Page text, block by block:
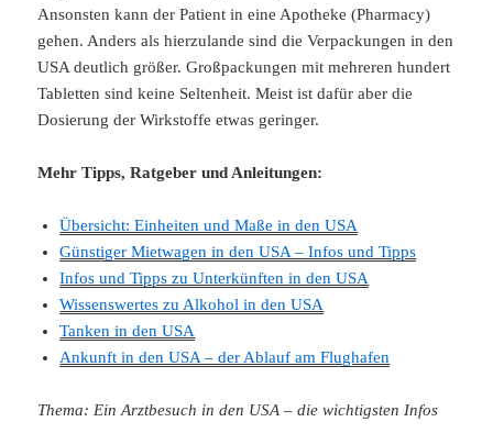
Ansonsten kann der Patient in eine Apotheke (Pharmacy)
gehen. Anders als hierzulande sind die Verpackungen in den
USA deutlich größer. Großpackungen mit mehreren hundert
Tabletten sind keine Seltenheit. Meist ist dafür aber die
Dosierung der Wirkstoffe etwas geringer.
Mehr Tipps, Ratgeber und Anleitungen:
Übersicht: Einheiten und Maße in den USA
Günstiger Mietwagen in den USA – Infos und Tipps
Infos und Tipps zu Unterkünften in den USA
Wissenswertes zu Alkohol in den USA
Tanken in den USA
Ankunft in den USA – der Ablauf am Flughafen
Thema: Ein Arztbesuch in den USA – die wichtigsten Infos